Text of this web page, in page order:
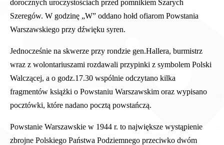
dorocznych uroczystościach przed pomnikiem Szarych
Szeregów. W godzinę „W” oddano hołd ofiarom Powstania
Warszawskiego przy dźwięku syren.
Jednocześnie na skwerze przy rondzie gen.Hallera, burmistrz
wraz z wolontariuszami rozdawali przypinki z symbolem Polski
Walczącej, a o godz.17.30 wspólnie odczytano kilka
fragmentów książki o Powstaniu Warszawskim oraz wypisano
pocztówki, które nadano pocztą powstańczą.
Powstanie Warszawskie w 1944 r. to największe wystąpienie
zbrojne Polskiego Państwa Podziemnego przeciwko dwóm